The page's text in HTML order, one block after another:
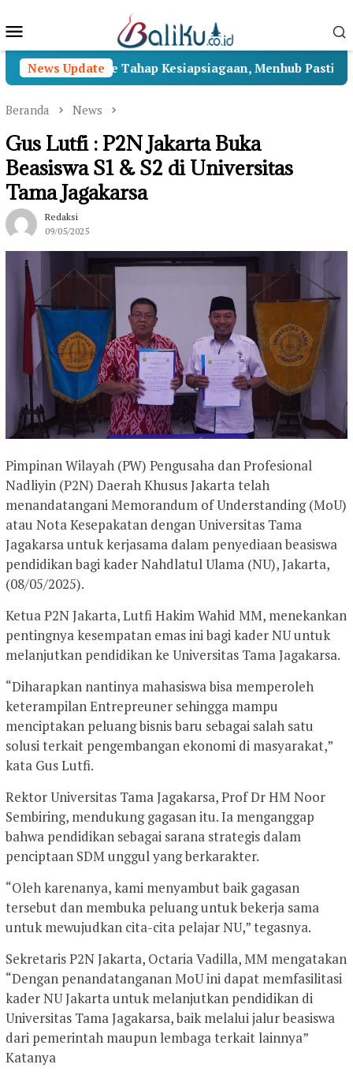
ke
Mobile
News Update
II Beralih ke Tahap Kesiapsiagaan, Menhub Pastikan
Beranda News
Gus Lutfi : P2N Jakarta Buka
Beasiswa S1 & S2 di Universitas
Tama Jagakarsa
Redaksi
09/05/2025
Pimpinan Wilayah (PW) Pengusaha dan Profesional
Nadliyin (P2N) Daerah Khusus Jakarta telah
menandatangani Memorandum of Understanding (MoU)
atau Nota Kesepakatan dengan Universitas Tama
Jagakarsa untuk kerjasama dalam penyediaan beasiswa
pendidikan bagi kader Nahdlatul Ulama (NU), Jakarta,
(08/05/2025).
Ketua P2N Jakarta, Lutfi Hakim Wahid MM, menekankan
pentingnya kesempatan emas ini bagi kader NU untuk
melanjutkan pendidikan ke Universitas Tama Jagakarsa.
“Diharapkan nantinya mahasiswa bisa memperoleh
keterampilan Entrepreuner sehingga mampu
menciptakan peluang bisnis baru sebagai salah satu
solusi terkait pengembangan ekonomi di masyarakat,”
kata Gus Lutfi.
Rektor Universitas Tama Jagakarsa, Prof Dr HM Noor
Sembiring, mendukung gagasan itu. Ia menganggap
bahwa pendidikan sebagai sarana strategis dalam
penciptaan SDM unggul yang berkarakter.
“Oleh karenanya, kami menyambut baik gagasan
tersebut dan membuka peluang untuk bekerja sama
untuk mewujudkan cita-cita pelajar NU,” tegasnya.
Sekretaris P2N Jakarta, Octaria Vadilla, MM mengatakan
“Dengan penandatanganan MoU ini dapat memfasilitasi
kader NU Jakarta untuk melanjutkan pendidikan di
Universitas Tama Jagakarsa, baik melalui jalur beasiswa
dari pemerintah maupun lembaga terkait lainnya”
Katanya